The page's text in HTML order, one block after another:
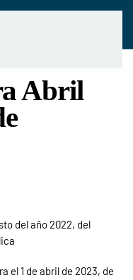
Abril
del año 2022, del
el 1 de abril de 2023, de